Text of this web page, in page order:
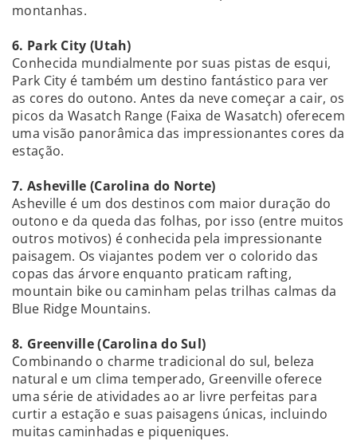
montanhas.
6. Park City (Utah)
Conhecida mundialmente por suas pistas de esqui,
Park City é também um destino fantástico para ver
as cores do outono. Antes da neve começar a cair, os
picos da Wasatch Range (Faixa de Wasatch) oferecem
uma visão panorâmica das impressionantes cores da
estação.
7. Asheville (Carolina do Norte)
Asheville é um dos destinos com maior duração do
outono e da queda das folhas, por isso (entre muitos
outros motivos) é conhecida pela impressionante
paisagem. Os viajantes podem ver o colorido das
copas das árvore enquanto praticam rafting,
mountain bike ou caminham pelas trilhas calmas da
Blue Ridge Mountains.
8. Greenville (Carolina do Sul)
Combinando o charme tradicional do sul, beleza
natural e um clima temperado, Greenville oferece
uma série de atividades ao ar livre perfeitas para
curtir a estação e suas paisagens únicas, incluindo
muitas caminhadas e piqueniques.